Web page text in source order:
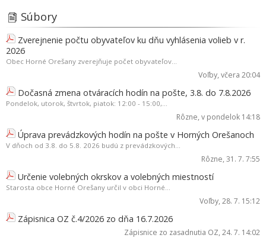
Súbory
Zverejnenie počtu obyvateľov ku dňu vyhlásenia volieb v r.
2026
Obec Horné Orešany zverejňuje počet obyvateľov...
Voľby, včera 20:04
Dočasná zmena otváracích hodín na pošte, 3.8. do 7.8.2026
Pondelok, utorok, štvrtok, piatok: 12:00 - 15:00,...
Rôzne, v pondelok 14:18
Úprava prevádzkových hodín na pošte v Horných Orešanoch
V dňoch od 3.8. do 5.8. 2026 budú z prevádzkových...
Rôzne, 31. 7. 7:55
Určenie volebných okrskov a volebných miestností
Starosta obce Horné Orešany určil v obci Horné...
Voľby, 28. 7. 15:12
Zápisnica OZ č.4/2026 zo dňa 16.7.2026
Zápisnice zo zasadnutia OZ, 24. 7. 14:02